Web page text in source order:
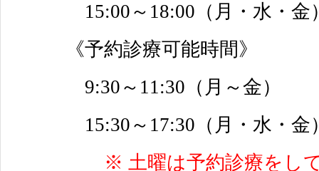
15:00～18:00（月・水・金
《予約診療可能時間》
9:30～11:30（月～金）
15:30～17:30（月・水・金
※ 土曜は予約診療をし